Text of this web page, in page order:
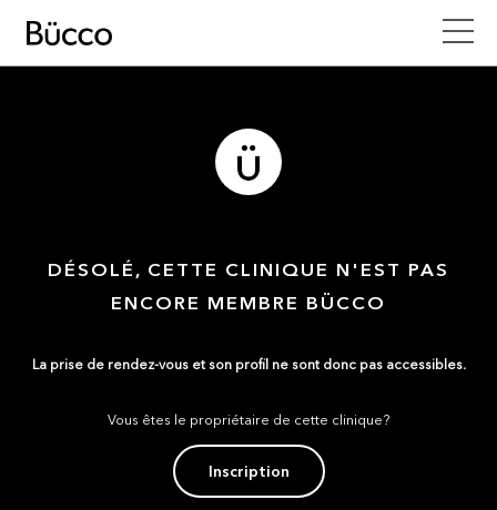
DÉSOLÉ, CETTE CLINIQUE N'EST PAS
ENCORE MEMBRE BÜCCO
La prise de rendez-vous et son profil ne sont donc pas accessibles.
Vous êtes le propriétaire de cette clinique?
Inscription